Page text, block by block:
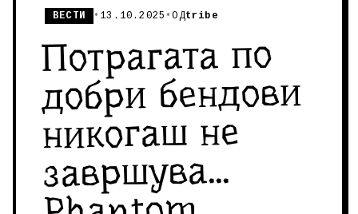
ВЕСТИ • 13.10.2025 •ОДtribe
Потрагата по
добри бендови
никогаш не
завршува...